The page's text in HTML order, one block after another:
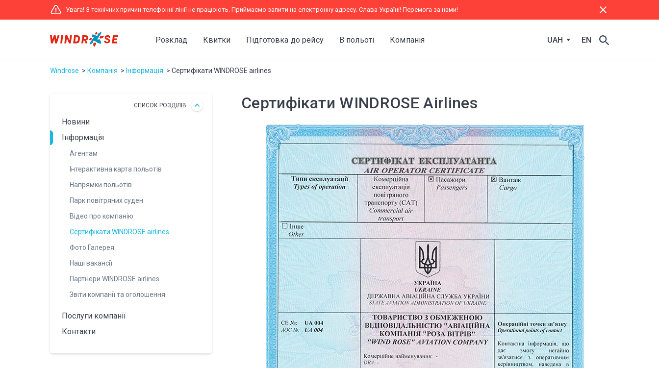
Увага! З технічних причин телефонні лінії не працюють. Приймаємо запити на електронну адресу. Слава Україні! Перемога за нами!
Розклад Квитки Підготовка до рейсу В польоті Компанія UAH EN
Windrose Компанія Інформація Сертифікати WINDROSE airlines
CПИСОК РОЗДІЛІВ
Новини
Інформація
Агентам
Інтерактивна карта польотів
Напрямки польотів
Парк повітряних суден
Відео про компанію
Сертифікати WINDROSE airlines
Фото Галерея
Наші вакансії
Партнери WINDROSE airlines
Звіти компанії та оголошення
Послуги компанії
Контакти
Сертифікати WINDROSE Airlines